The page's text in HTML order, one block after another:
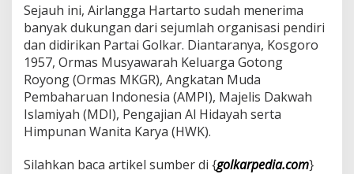
Sejauh ini, Airlangga Hartarto sudah menerima
banyak dukungan dari sejumlah organisasi pendiri
dan didirikan Partai Golkar. Diantaranya, Kosgoro
1957, Ormas Musyawarah Keluarga Gotong
Royong (Ormas MKGR), Angkatan Muda
Pembaharuan Indonesia (AMPI), Majelis Dakwah
Islamiyah (MDI), Pengajian Al Hidayah serta
Himpunan Wanita Karya (HWK).
Silahkan baca artikel sumber di {golkarpedia.com}